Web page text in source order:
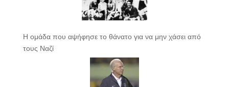
Η ομάδα που αψήφησε το θάνατο για να μην χάσει από
τους Ναζί